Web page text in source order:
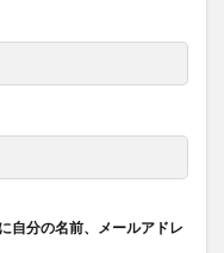
自分の名前、メールアドレ